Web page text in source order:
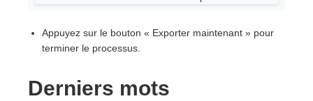
Appuyez sur le bouton « Exporter maintenant » pour
terminer le processus.
Derniers mots